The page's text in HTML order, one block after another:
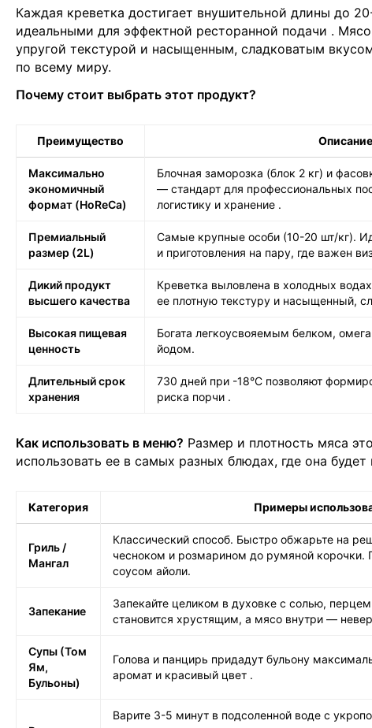
Каждая креветка достигает внушительной длины до
идеальными для эффектной ресторанной подачи .
упругой текстурой и насыщенным, сладковатым
по всему миру.
Почему стоит выбрать этот продукт?
Преимущество Описание
Максимально
экономичный
формат (HoReCa)
Блочная заморозка (блок 2 кг) и
— стандарт для профессиональных
логистику и хранение .
Премиальный
размер (2L)
Самые крупные особи (10-20 шт/кг).
и приготовления на пару, где важен
Дикий продукт
высшего качества
Креветка выловлена в холодных
ее плотную текстуру и насыщенный,
Высокая пищевая
ценность
Богата легкоусвояемым белком,
йодом.
Длительный срок
хранения
730 дней при -18°C позволяют
риска порчи .
Как использовать в меню? Размер и плотность мяса
использовать ее в самых разных блюдах, где она будет
Категория Примеры
Гриль /
Мангал
Классический способ. Быстро обжарьте на
чесноком и розмарином до румяной корочки.
соусом айоли.
Запекание
Запекайте целиком в духовке с солью,
становится хрустящим, а мясо внутри —
Супы (Том
Ям,
Бульоны)
Голова и панцирь придадут бульону
аромат и красивый цвет .
Варите 3-5 минут в подсоленной воде с